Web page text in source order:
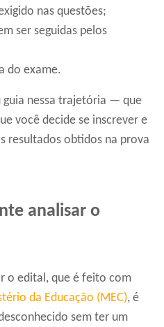
nas questões;
ser seguidas pelos
do exame.
guia nessa trajetória — que
você decide se inscrever e
resultados obtidos na prova
analisar o
o edital, que é feito com
da Educação (MEC), é
sem ter um